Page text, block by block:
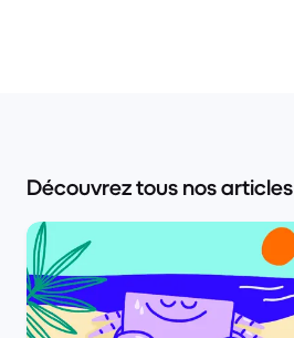
Découvrez tous nos articles